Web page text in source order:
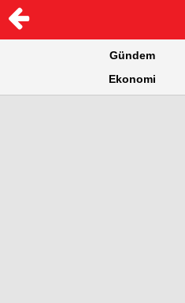
Gündem
Ekonomi